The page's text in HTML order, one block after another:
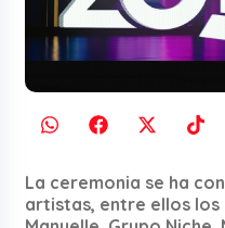
La ceremonia se ha
artistas, entre ellos